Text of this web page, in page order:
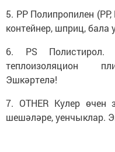
5. PP Полипропилен
контейнер, шприц,
6. PS Полистирол.
теплоизоляцион
Эшкәртелә!
7. OTHER Кулер өчен
шешәләре, уенчыклар.